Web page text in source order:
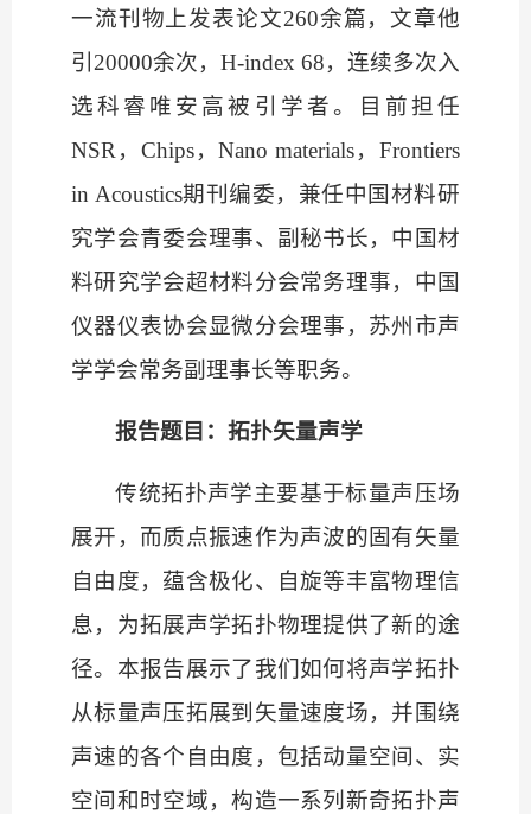
一流刊物上发表论文260余篇，文章他
引20000余次，H-index 68，连续多次入
选科睿唯安高被引学者。目前担任
NSR，Chips，Nano materials，Frontiers
in Acoustics期刊编委，兼任中国材料研
究学会青委会理事、副秘书长，中国材
料研究学会超材料分会常务理事，中国
仪器仪表协会显微分会理事，苏州市声
学学会常务副理事长等职务。
报告题目：拓扑矢量声学
传统拓扑声学主要基于标量声压场
展开，而质点振速作为声波的固有矢量
自由度，蕴含极化、自旋等丰富物理信
息，为拓展声学拓扑物理提供了新的途
径。本报告展示了我们如何将声学拓扑
从标量声压拓展到矢量速度场，并围绕
声速的各个自由度，包括动量空间、实
空间和时空域，构造一系列新奇拓扑声